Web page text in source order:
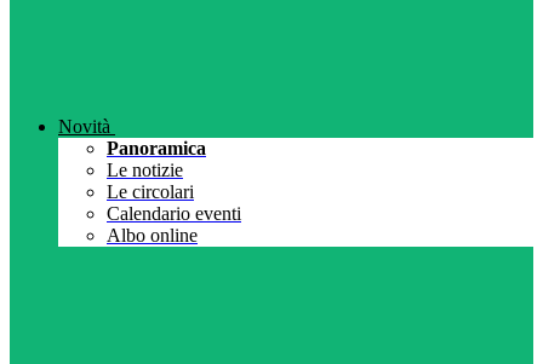
Novità
Panoramica
Le notizie
Le circolari
Calendario eventi
Albo online